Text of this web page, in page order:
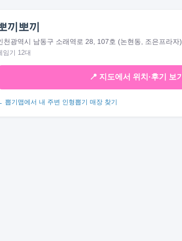
끼뽀끼
천광역시 남동구 소래역로 28, 107호 (논현동, 조은프라자)
임기 12대
📍 지도에서 위치·후기 보기
뽑기맵에서 내 주변 인형뽑기 매장 찾기